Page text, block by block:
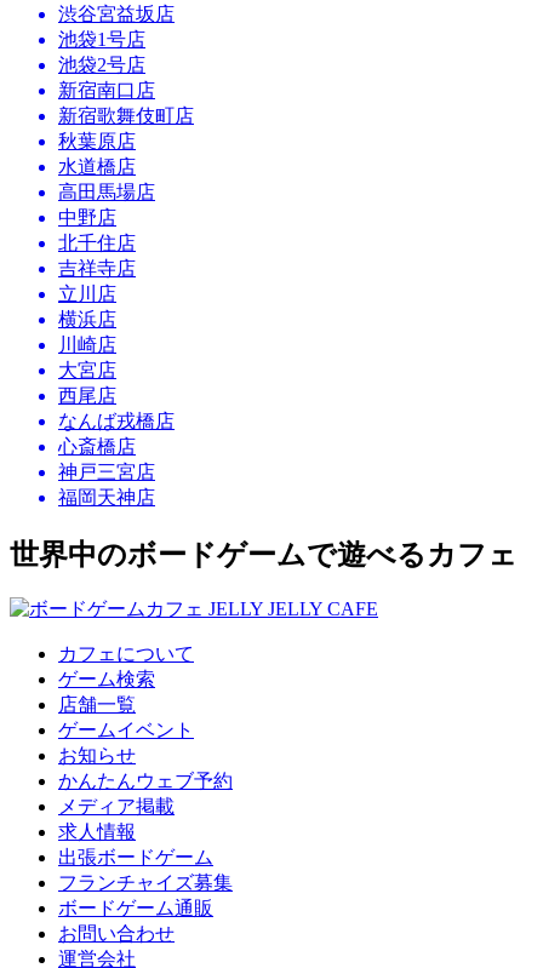
渋谷宮益坂店
池袋1号店
池袋2号店
新宿南口店
新宿歌舞伎町店
秋葉原店
水道橋店
高田馬場店
中野店
北千住店
吉祥寺店
立川店
横浜店
川崎店
大宮店
西尾店
なんば戎橋店
心斎橋店
神戸三宮店
福岡天神店
世界中のボードゲームで遊べるカフェ
カフェについて
ゲーム検索
店舗一覧
ゲームイベント
お知らせ
かんたんウェブ予約
メディア掲載
求人情報
出張ボードゲーム
フランチャイズ募集
ボードゲーム通販
お問い合わせ
運営会社